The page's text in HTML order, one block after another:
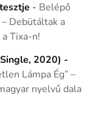
- Belépő
Debütáltak a
Tixa-n!
2020) -
Lámpa Ég” –
nyelvű dala